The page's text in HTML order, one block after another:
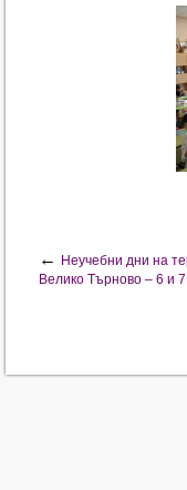
←
Неучебни дни на
Велико Търново – 6 и